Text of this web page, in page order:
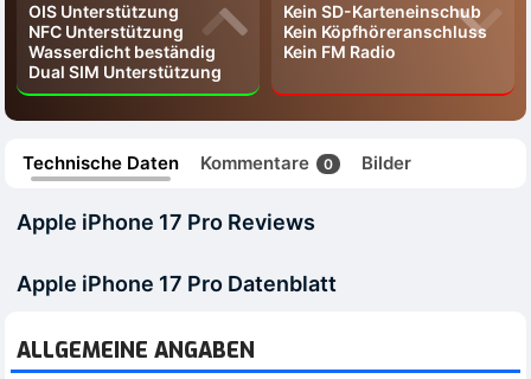
OIS Unterstützung
NFC Unterstützung
Wasserdicht beständig
Dual SIM Unterstützung
Kein SD-Karteneinschub
Kein Köpfhöreranschluss
Kein FM Radio
Technische Daten Kommentare 0 Bilder
Apple iPhone 17 Pro Reviews
Apple iPhone 17 Pro Datenblatt
ALLGEMEINE ANGABEN